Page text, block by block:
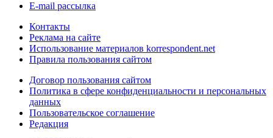
E-mail рассылка
Контакты
Реклама на сайте
Использование материалов korrespondent.net
Правила пользования сайтом
Договор пользования сайтом
Политика в сфере конфиденциальности и персональных
данных
Пользовательское соглашение
Редакция